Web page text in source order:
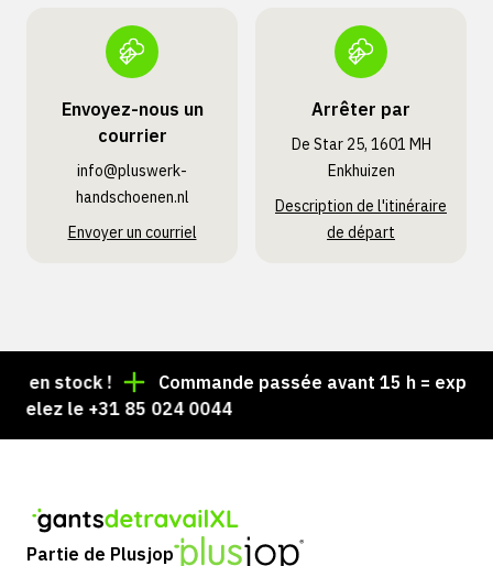
Envoyez-nous un
courrier
info@pluswerk­
handschoenen.nl
Envoyer un courriel
Arrêter par
De Star 25, 1601 MH
Enkhuizen
Description de l'itinéraire
de départ
stock !
Commande passée avant 15 h = expédiée
le +31 85 024 0044
Partie de Plusjop